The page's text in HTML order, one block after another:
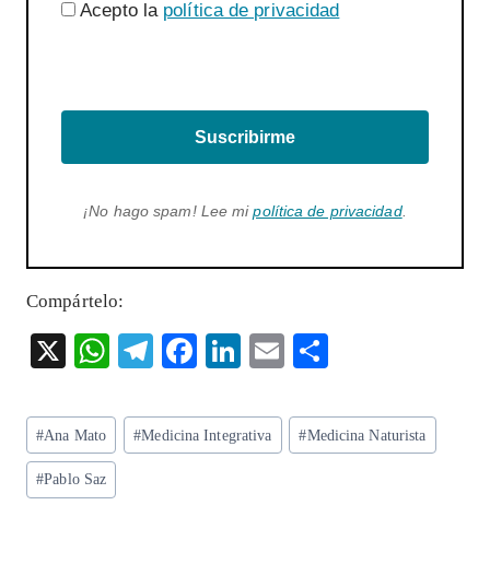
Acepto la política de privacidad
Suscribirme
¡No hago spam! Lee mipolítica de privacidad.
Compártelo:
X
W
ts
A
p
T
eg
ra
F
eb
o
Li
ke
dI
E
ai
l
re
Etiquetas
de
la
#Ana Mato #Medicina Integrativa #Medicina Naturista
#Pablo Saz